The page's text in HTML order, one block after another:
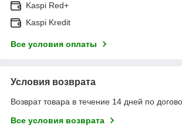
Kaspi Red+
Kaspi Kredit
Все условия оплаты
Условия возврата
Возврат товара в течение 14 дней по
Все условия возврата